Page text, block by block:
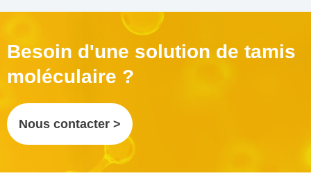
Besoin d'une solution de tamis
moléculaire ?
Nous contacter >